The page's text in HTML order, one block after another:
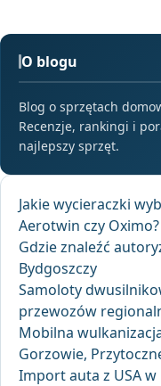
O blogu
Blog o sprzętach
Recenzje, rankingi i
najlepszy sprzęt.
Jakie wycieraczki
Aerotwin czy Oximo?
Gdzie znaleźć
Bydgoszczy
Samoloty
przewozów
Mobilna
Gorzowie,
Import auta z USA w